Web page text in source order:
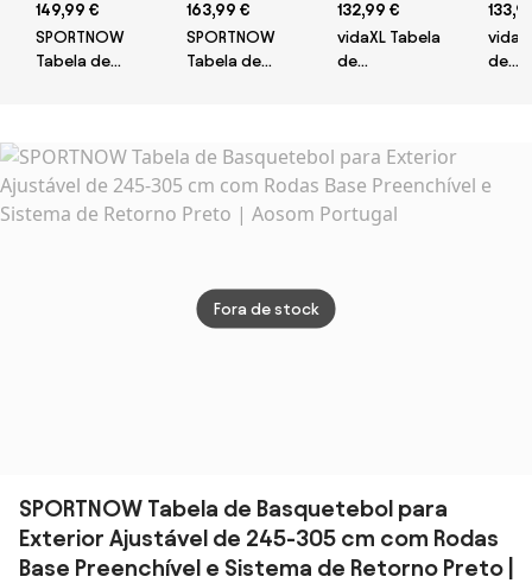
149,99 €
SPORTNOW
Tabela de
Altura Ajustável
(2,35-3,05 m),
163,99 €
SPORTNOW
Tabela de
230-305 cm
Aro Ø48 cm e
Base Estável
Preto | Aosom
132,99 €
vidaXL Tabela
de
preto
de
Fora de stock
SPORTNOW Tabela de Basquetebol para
Exterior Ajustável de 245-305 cm com Rodas
Base Preenchível e Sistema de Retorno Preto |